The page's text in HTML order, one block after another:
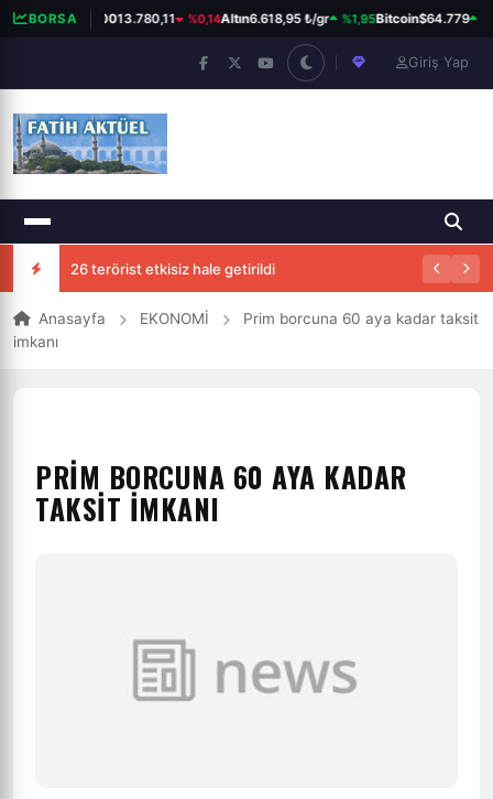
BORSABIST 10013.780,11 %0,14Altın6.618,95 ₺/gr %1,95Bitcoin$64.779
Giriş Yap
26 terörist etkisiz hale getirildi
Anasayfa EKONOMİ
Prim borcuna 60 aya kadar taksit
imkanı
PRIM BORCUNA 60 AYA KADAR
TAKSIT IMKANI